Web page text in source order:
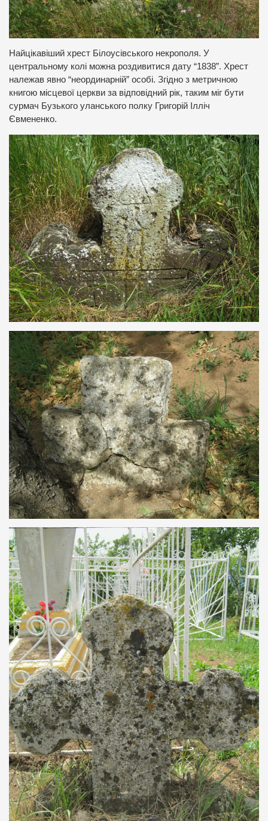
Найцікавіший хрест Білоусівського некрополя. У
центральному колі можна роздивитися дату “1838”. Хрест
належав явно “неординарній” особі. Згідно з метричною
книгою місцевої церкви за відповідний рік, таким міг бути
сурмач Бузького уланського полку Григорій Ілліч
Євмененко.